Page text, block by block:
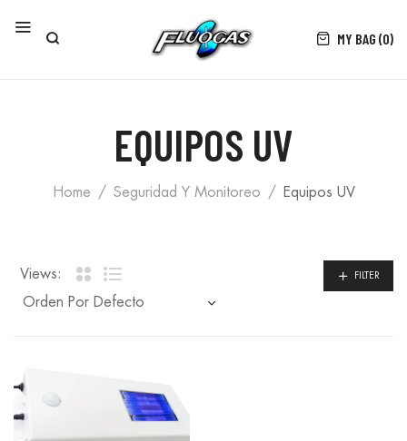
MY BAG (0)
EQUIPOS UV
Home Seguridad Y Monitoreo Equipos UV
Views: FILTER